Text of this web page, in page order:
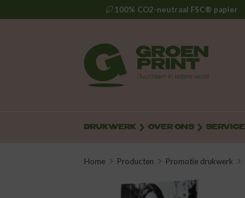
100% CO2-neutraal FSC® papier
DRUKWERK OVER ONS SERVICE
Home Producten Promotie drukwerk